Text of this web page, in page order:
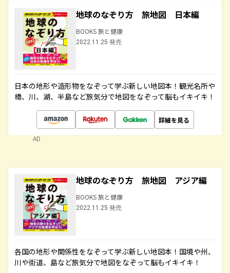
地球のなぞり方 旅地図 日本編
BOOKS 旅と健康
2022.11.25 発売
日本の地形や造形物をなぞって学ぶ新しい地図本！観光名所や
橋、川、湖、半島など旅気分で地図をなぞって脳もイキイキ！
詳細を見る
AD
地球のなぞり方 旅地図 アジア編
BOOKS 旅と健康
2022.11.25 発売
各国の地形や関係性をなぞって学ぶ新しい地図本！国境や州、
川や街道、島など旅気分で地図をなぞって脳もイキイキ！